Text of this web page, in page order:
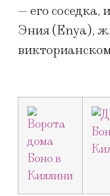
— его соседка,
Эния (Enya),